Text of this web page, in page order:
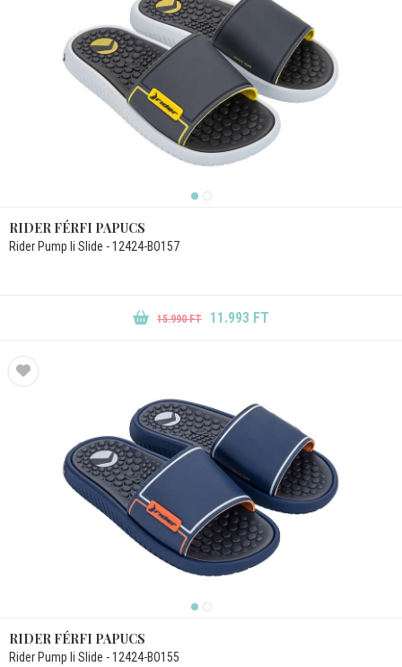
RIDER FÉRFI PAPUCS
Rider Pump Ii Slide - 12424-BO157
15.990 FT 11.993 FT
RIDER FÉRFI PAPUCS
Rider Pump Ii Slide - 12424-BO155